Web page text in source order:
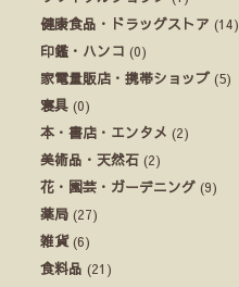
健康食品・ドラッグストア (14)
印鑑・ハンコ (0)
家電量販店・携帯ショップ (5)
寝具 (0)
本・書店・エンタメ (2)
美術品・天然石 (2)
花・園芸・ガーデニング (9)
薬局 (27)
雑貨(6)
食料品 (21)